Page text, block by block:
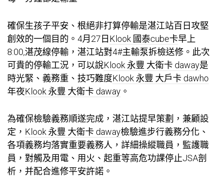
確保生孩子平安、根絕非打算停輸是湛江站百日攻堅
創效的一個目的。4月27日 Klook 國泰cube卡早上
8:00,湛茂線停輸，湛江站對4#主輸泵拆檢送修。此次
可貴的停輸工況，可以說Klook 永豐 大衛卡 daway是
時光緊、義務重、技巧難度Klook 永豐 大戶卡 dawho
年夜Klook 永豐 大衛卡 daway 。
為確保檢驗義務順遂完成，湛江站提早策劃，兼顧設
定， Klook 永豐 大衛卡 daway檢驗進步行義務分化、
各項義務均落實重要義務人，詳細操縱職員，監護職
員，對觸及用電、用火、起重等高危功課停止JSA剖
析，并配合進修平安許諾。